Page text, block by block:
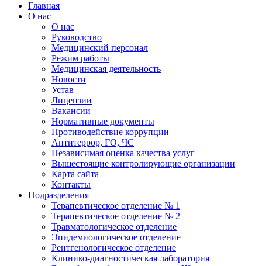
Главная
О нас
О нас
Руководство
Медицинский персонал
Режим работы
Медицинская деятельность
Новости
Устав
Лицензии
Вакансии
Нормативные документы
Противодействие коррупции
Антитеррор, ГО, ЧС
Независимая оценка качества услуг
Вышестоящие контролирующие организации
Карта сайта
Контакты
Подразделения
Терапевтическое отделение № 1
Терапевтическое отделение № 2
Травматологическое отделение
Эпидемиологическое отделение
Рентгенологическое отделение
Клинико-диагностическая лаборатория